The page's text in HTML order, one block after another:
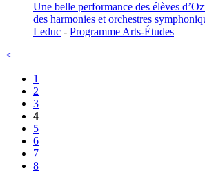
Une belle performance des élèves
des harmonies et orchestres
Leduc - Programme Arts-Études
<
1
2
3
4
5
6
7
8